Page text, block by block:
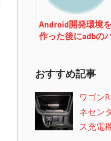
Android開発環境を
作った後にadbの
おすすめ記事
ワゴン
ネセン
ス充電